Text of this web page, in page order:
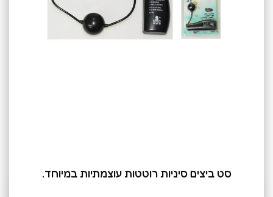
סט ביצים סיניות רוטטות עוצמתיות במיוחד.